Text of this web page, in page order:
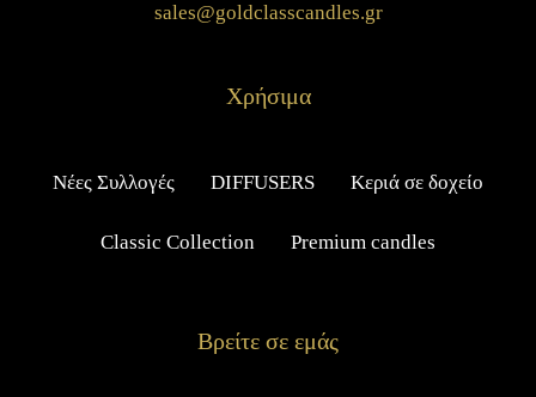
sales@goldclasscandles.gr
Χρήσιμα
Νέες Συλλογές DIFFUSERS Κεριά σε δοχείο
Classic Collection Premium candles
Βρείτε σε εμάς